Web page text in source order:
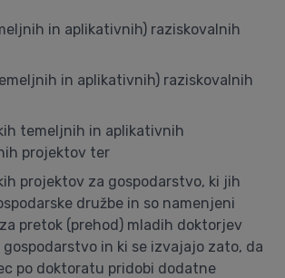
in aplikativnih) raziskovalnih
in aplikativnih) raziskovalnih
temeljnih in aplikativnih
projektov ter
projektov za gospodarstvo, ki jih
družbe in so namenjeni
pretok (prehod) mladih doktorjev
in ki se izvajajo zato, da
po doktoratu pridobi dodatne